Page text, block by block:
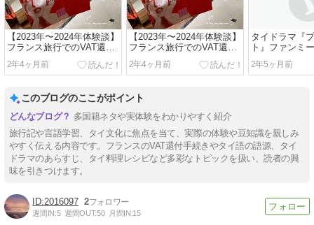
【2023年〜2024年体験談】
フランス旅行でのVAT還付
受け取りに8ヶ月もかかっ
た話【Planet Tax Free】
2年4ヶ月前
【2023年〜2024年体験談】
フランス旅行でのVAT還付
受け取りに8ヶ月もかかっ
た話【Planet Tax Free】
2年4ヶ月前
タイドラマ『
ト』ファンミ
出てきたタイ
ざ・慣用句（
2年5ヶ月前
このブログのここがポイント
多国籍ネタや実体験をわかりやすく紹介
旅行記や言語学習、タイ文化に焦点を当て、実際の体験や豆知識を親しみ
やすく伝える内容です。フランスのVAT還付手続きやタイ語の語源、タイ
ドラマのあらすじ、タイ料理レシピなど多彩なトピックを扱い、読者の興
味を引きつけます。
2016097 2
週間IN:5 週間OUT:50 月間IN:15